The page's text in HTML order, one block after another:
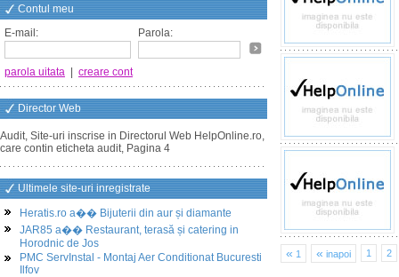
Contul meu
E-mail:
Parola:
parola uitata creare cont
Director Web
Audit, Site-uri inscrise in Directorul Web HelpOnline.ro,
care contin eticheta audit, Pagina 4
Ultimele site-uri inregistrate
Heratis.ro a�� Bijuterii din aur și diamante
JAR85 a�� Restaurant, terasă și catering in
Horodnic de Jos
PMC ServInstal - Montaj Aer Conditionat Bucuresti
Ilfov
« 1 « inapoi 1 2